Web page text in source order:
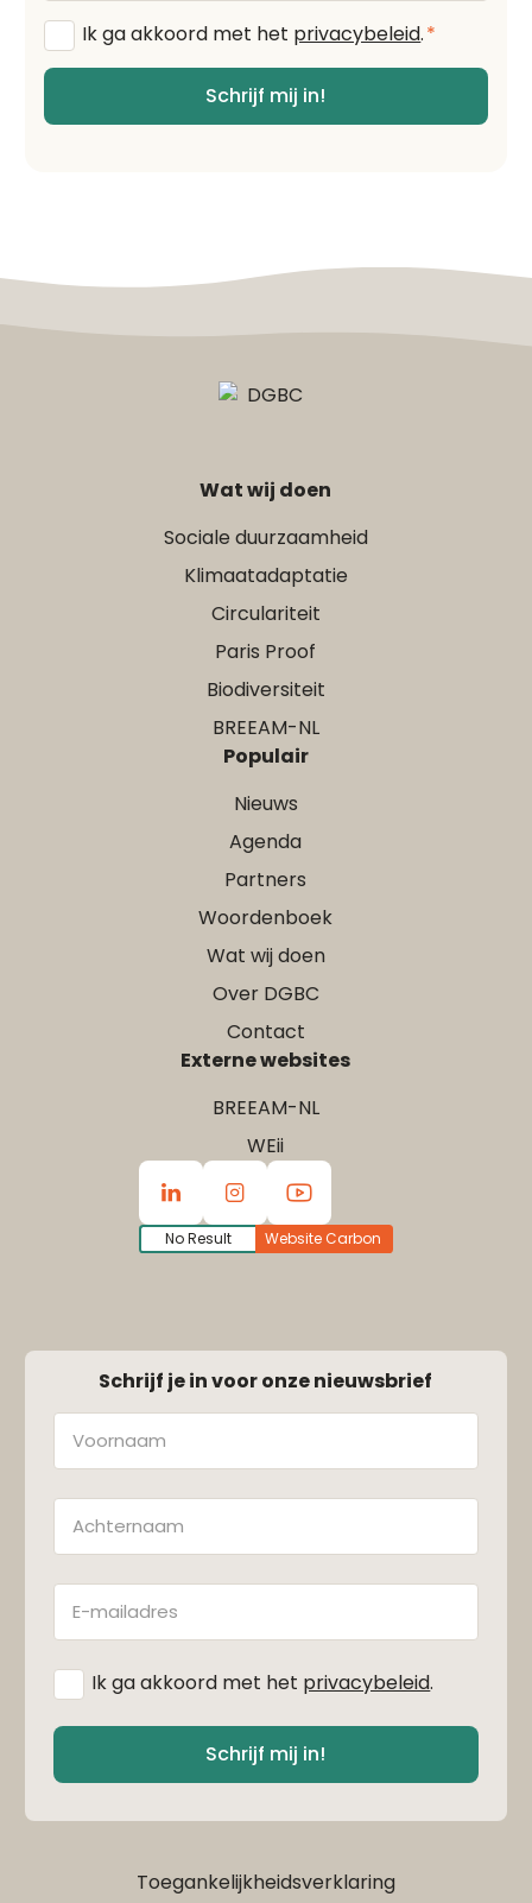
Algemene
voorwaarden
Ik ga akkoord met het privacybeleid.*
Schrijf mij in!
Wat wij doen
Sociale duurzaamheid
Klimaatadaptatie
Circulariteit
Paris Proof
Biodiversiteit
BREEAM-NL
Populair
Nieuws
Agenda
Partners
Woordenboek
Wat wij doen
Over DGBC
Contact
Externe websites
BREEAM-NL
WEii
No Result Website Carbon
Schrijf je in voor onze nieuwsbrief
Naam
Achternaam
E-
mailadres
Ik ga akkoord met het privacybeleid.
Schrijf mij in!
Toegankelijkheidsverklaring